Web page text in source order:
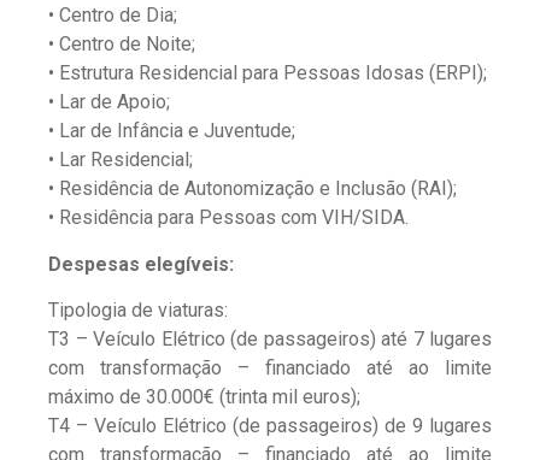
• Centro de Dia;
• Centro de Noite;
• Estrutura Residencial para Pessoas Idosas (ERPI);
• Lar de Apoio;
• Lar de Infância e Juventude;
• Lar Residencial;
• Residência de Autonomização e Inclusão (RAI);
• Residência para Pessoas com VIH/SIDA.
Despesas elegíveis:
Tipologia de viaturas:
T3 – Veículo Elétrico (de passageiros) até 7 lugares
com transformação – financiado até ao limite
máximo de 30.000€ (trinta mil euros);
T4 – Veículo Elétrico (de passageiros) de 9 lugares
com transformação – financiado até ao limite